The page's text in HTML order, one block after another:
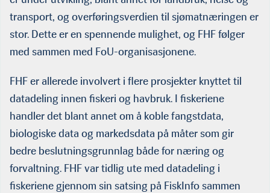
transport, og overføringsverdien til sjømatnæringen er
stor. Dette er en spennende mulighet, og FHF følger
med sammen med FoU-organisasjonene.
FHF er allerede involvert i flere prosjekter knyttet til
datadeling innen fiskeri og havbruk. I fiskeriene
handler det blant annet om å koble fangstdata,
biologiske data og markedsdata på måter som gir
bedre beslutningsgrunnlag både for næring og
forvaltning. FHF var tidlig ute med datadeling i
fiskeriene gjennom sin satsing på FiskInfo sammen